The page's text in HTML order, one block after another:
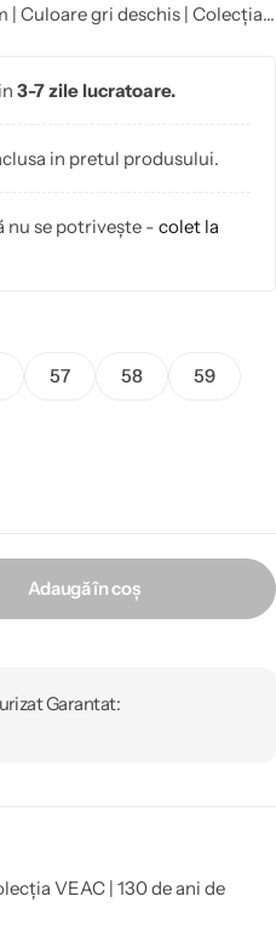
| Culoare gri deschis | Colecția
nu beneficiază de retur.
3-7 zile lucratoare.
in pretul produsului.
nu se potrivește - colet la
57 58 59
Adaugă în coș
Garantat:
VEAC | 130 de ani de